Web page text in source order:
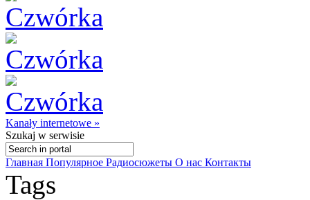
Kanały internetowe »
Szukaj w serwisie
Главная Популярное Радиосюжеты О нас Контакты
Tags